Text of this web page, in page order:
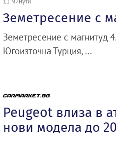
Земетресение с
Земетресение с магнитуд
Югоизточна Турция, ...
Peugeot влиза в
нови модела до